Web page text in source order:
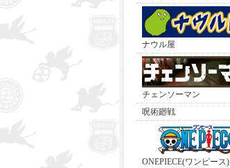
ナウル屋
チェンソーマン
呪術廻戦
ONEPIECE(ワンピース)